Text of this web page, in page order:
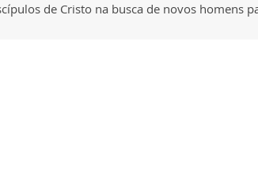
de Cristo na busca de novos homens